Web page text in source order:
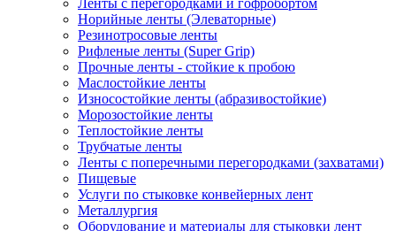
Ленты с перегородками и гофробортом
Норийные ленты (Элеваторные)
Резинотросовые ленты
Рифленые ленты (Super Grip)
Прочные ленты - стойкие к пробою
Маслостойкие ленты
Износостойкие ленты (абразивостойкие)
Морозостойкие ленты
Теплостойкие ленты
Трубчатые ленты
Ленты с поперечными перегородками (захватами)
Пищевые
Услуги по стыковке конвейерных лент
Металлургия
Оборудование и материалы для стыковки лент